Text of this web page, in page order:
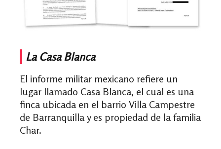
La Casa Blanca
El informe militar mexicano refiere un
lugar llamado Casa Blanca, el cual es una
finca ubicada en el barrio Villa Campestre
de Barranquilla y es propiedad de la familia
Char.